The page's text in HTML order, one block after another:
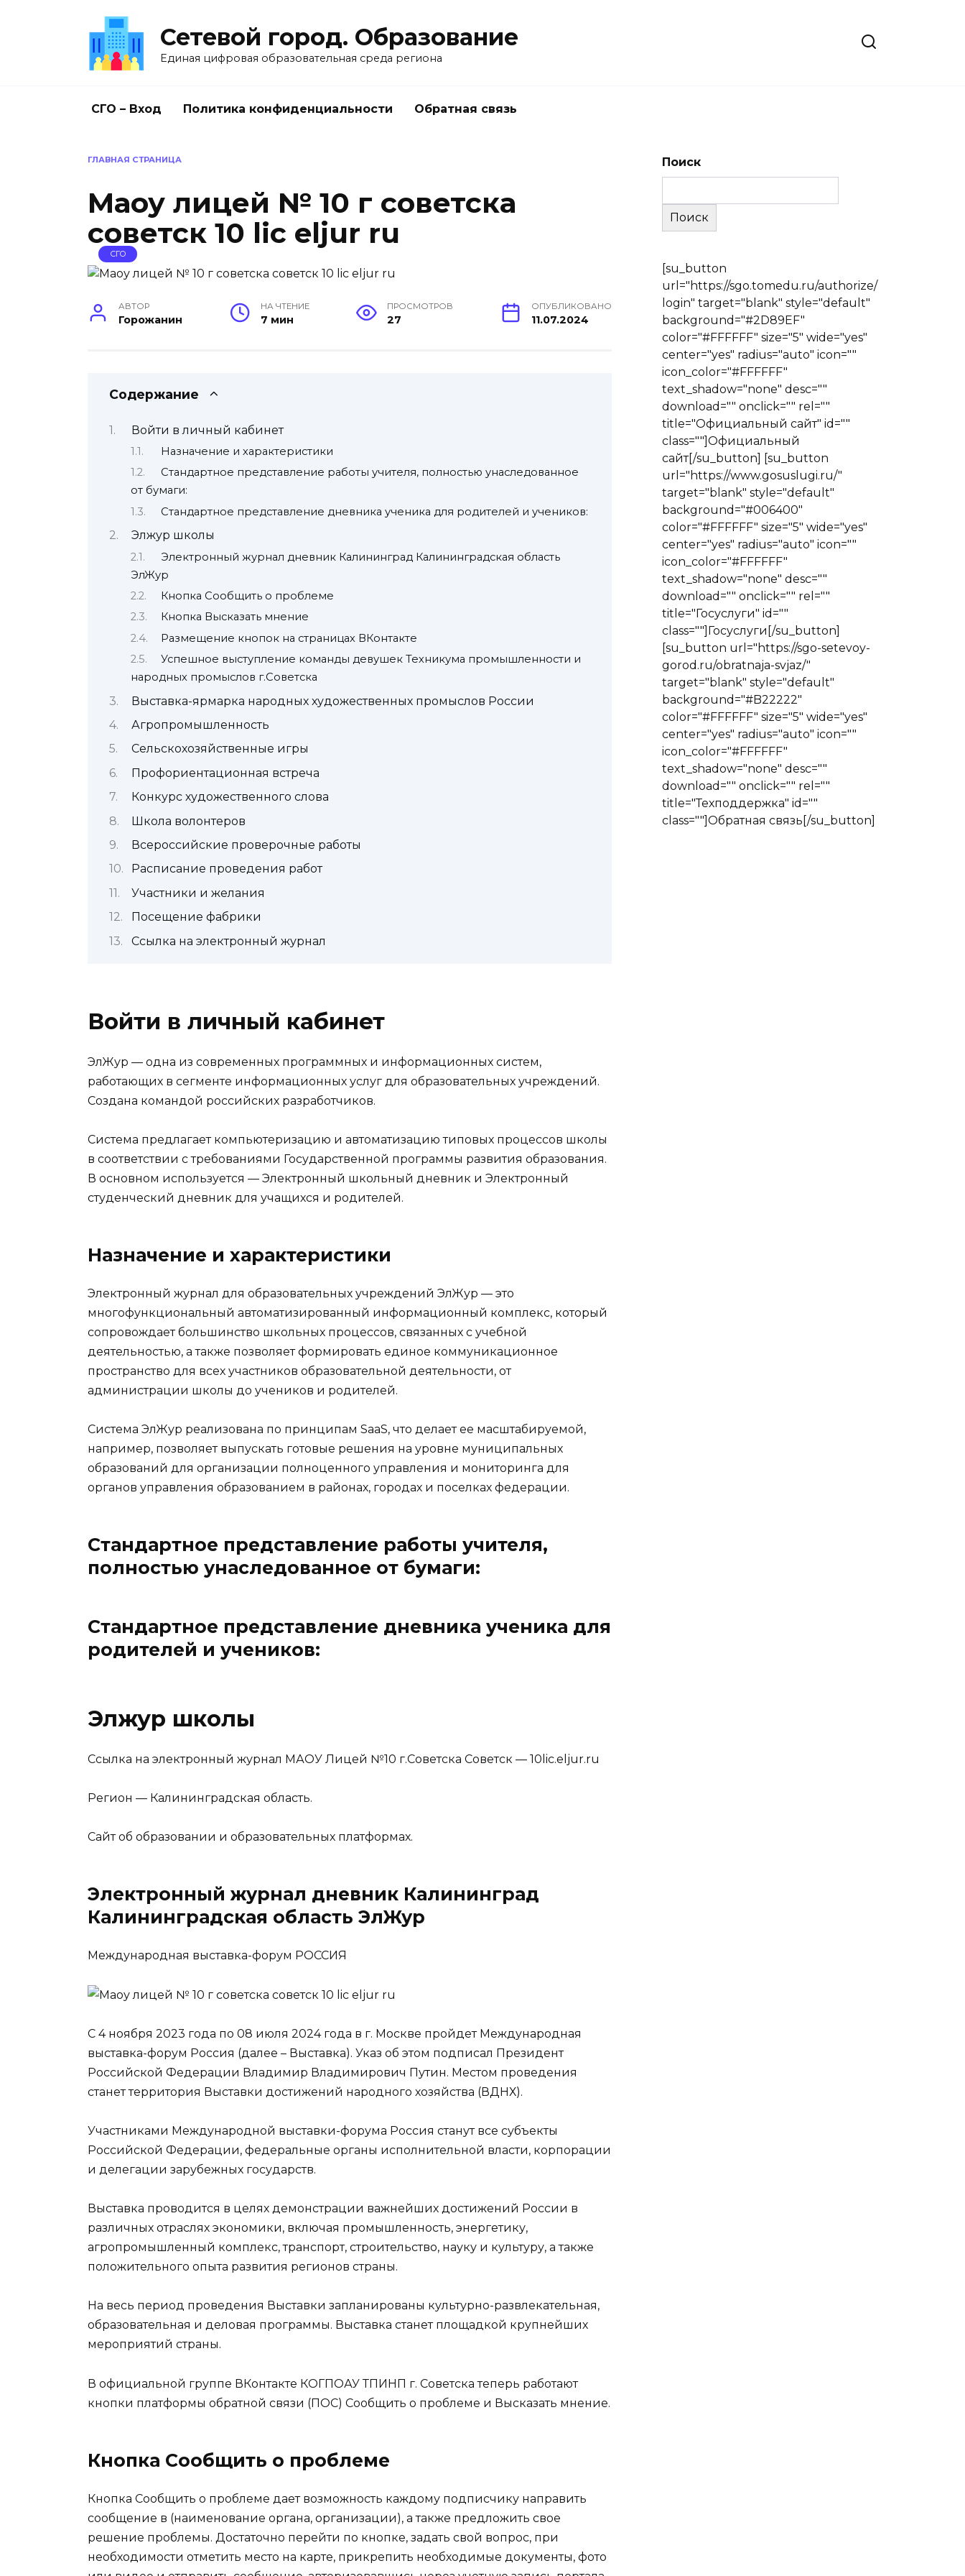
Сетевой город. Образование
Единая цифровая образовательная среда региона
СГО – Вход Политика конфиденциальности Обратная связь
ГЛАВНАЯ СТРАНИЦА
Маоу лицей № 10 г советска
советск 10 lic eljur ru
СГО
АВТОР
Горожанин
НА ЧТЕНИЕ
7 мин
ПРОСМОТРОВ
27
ОПУБЛИКОВАНО
11.07.2024
Содержание
Войти в личный кабинет
Назначение и характеристики
Стандартное представление работы учителя, полностью унаследованное
от бумаги:
Стандартное представление дневника ученика для родителей и учеников:
Элжур школы
Электронный журнал дневник Калининград Калининградская область
ЭлЖур
Кнопка Сообщить о проблеме
Кнопка Высказать мнение
Размещение кнопок на страницах ВКонтакте
Успешное выступление команды девушек Техникума промышленности и
народных промыслов г.Советска
Выставка-ярмарка народных художественных промыслов России
Агропромышленность
Сельскохозяйственные игры
Профориентационная встреча
Конкурс художественного слова
Школа волонтеров
Всероссийские проверочные работы
Расписание проведения работ
Участники и желания
Посещение фабрики
Ссылка на электронный журнал
Войти в личный кабинет
ЭлЖур — одна из современных программных и информационных систем,
работающих в сегменте информационных услуг для образовательных учреждений.
Создана командой российских разработчиков.
Система предлагает компьютеризацию и автоматизацию типовых процессов школы
в соответствии с требованиями Государственной программы развития образования.
В основном используется — Электронный школьный дневник и Электронный
студенческий дневник для учащихся и родителей.
Назначение и характеристики
Электронный журнал для образовательных учреждений ЭлЖур — это
многофункциональный автоматизированный информационный комплекс, который
сопровождает большинство школьных процессов, связанных с учебной
деятельностью, а также позволяет формировать единое коммуникационное
пространство для всех участников образовательной деятельности, от
администрации школы до учеников и родителей.
Система ЭлЖур реализована по принципам SaaS, что делает ее масштабируемой,
например, позволяет выпускать готовые решения на уровне муниципальных
образований для организации полноценного управления и мониторинга для
органов управления образованием в районах, городах и поселках федерации.
Стандартное представление работы учителя,
полностью унаследованное от бумаги:
Стандартное представление дневника ученика для
родителей и учеников:
Элжур школы
Ссылка на электронный журнал МАОУ Лицей №10 г.Советска Советск — 10lic.eljur.ru
Регион — Калининградская область.
Сайт об образовании и образовательных платформах.
Электронный журнал дневник Калининград
Калининградская область ЭлЖур
Международная выставка-форум РОССИЯ
С 4 ноября 2023 года по 08 июля 2024 года в г. Москве пройдет Международная
выставка-форум Россия (далее – Выставка). Указ об этом подписал Президент
Российской Федерации Владимир Владимирович Путин. Местом проведения
станет территория Выставки достижений народного хозяйства (ВДНХ).
Участниками Международной выставки-форума Россия станут все субъекты
Российской Федерации, федеральные органы исполнительной власти, корпорации
и делегации зарубежных государств.
Выставка проводится в целях демонстрации важнейших достижений России в
различных отраслях экономики, включая промышленность, энергетику,
агропромышленный комплекс, транспорт, строительство, науку и культуру, а также
положительного опыта развития регионов страны.
На весь период проведения Выставки запланированы культурно-развлекательная,
образовательная и деловая программы. Выставка станет площадкой крупнейших
мероприятий страны.
В официальной группе ВКонтакте КОГПОАУ ТПИНП г. Советска теперь работают
кнопки платформы обратной связи (ПОС) Сообщить о проблеме и Высказать мнение.
Кнопка Сообщить о проблеме
Кнопка Сообщить о проблеме дает возможность каждому подписчику направить
сообщение в (наименование органа, организации), а также предложить свое
решение проблемы. Достаточно перейти по кнопке, задать свой вопрос, при
необходимости отметить место на карте, прикрепить необходимые документы, фото
Поиск
Поиск
[su_button
url="https://sgo.tomedu.ru/authorize/
login" target="blank" style="default"
background="#2D89EF"
color="#FFFFFF" size="5" wide="yes"
center="yes" radius="auto" icon=""
icon_color="#FFFFFF"
text_shadow="none" desc=""
download="" onclick="" rel=""
title="Официальный сайт" id=""
class=""]Официальный
сайт[/su_button] [su_button
url="https://www.gosuslugi.ru/"
target="blank" style="default"
background="#006400"
color="#FFFFFF" size="5" wide="yes"
center="yes" radius="auto" icon=""
icon_color="#FFFFFF"
text_shadow="none" desc=""
download="" onclick="" rel=""
title="Госуслуги" id=""
class=""]Госуслуги[/su_button]
[su_button url="https://sgo-setevoy-
gorod.ru/obratnaja-svjaz/"
target="blank" style="default"
background="#B22222"
color="#FFFFFF" size="5" wide="yes"
center="yes" radius="auto" icon=""
icon_color="#FFFFFF"
text_shadow="none" desc=""
download="" onclick="" rel=""
title="Техподдержка" id=""
class=""]Обратная связь[/su_button]